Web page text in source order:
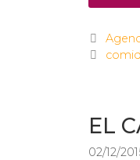
EL
02/12/